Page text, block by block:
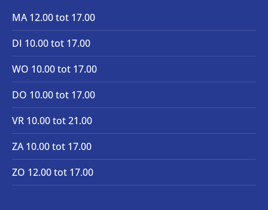
MA 12.00 tot 17.00
DI 10.00 tot 17.00
WO 10.00 tot 17.00
DO 10.00 tot 17.00
VR 10.00 tot 21.00
ZA 10.00 tot 17.00
ZO 12.00 tot 17.00